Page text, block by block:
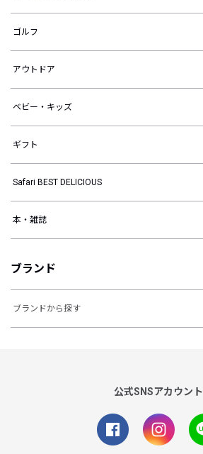
ゴルフ
アウトドア
ベビー・キッズ
ギフト
Safari BEST DELICIOUS
本・雑誌
ブランド
ブランドから探す
公式SNSアカウント